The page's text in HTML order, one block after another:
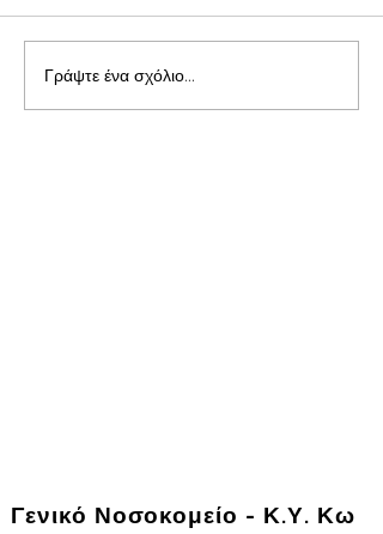
Γράψτε ένα σχόλιο...
Γενικό Νοσοκομείο - Κ.Υ. Κω